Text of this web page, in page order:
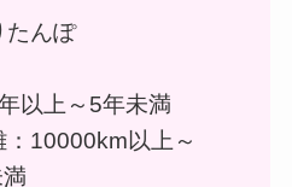
たんぽ
以上～5年未満
10000km以上～